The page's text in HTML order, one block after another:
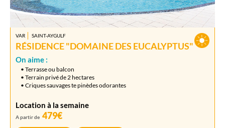
VAR SAINT-AYGULF
RÉSIDENCE "DOMAINE DES EUCALYPTUS"
On aime :
• Terrasse ou balcon
• Terrain privé de 2 hectares
• Criques sauvages te pinèdes odorantes
Location à la semaine
A partir de 479€